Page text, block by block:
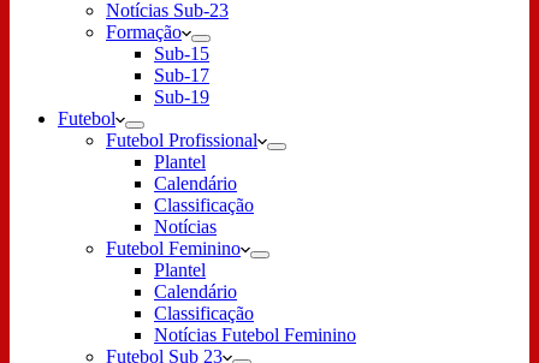
Notícias Sub-23
Formação
Sub-15
Sub-17
Sub-19
Futebol
Futebol Profissional
Plantel
Calendário
Classificação
Notícias
Futebol Feminino
Plantel
Calendário
Classificação
Notícias Futebol Feminino
Futebol Sub 23